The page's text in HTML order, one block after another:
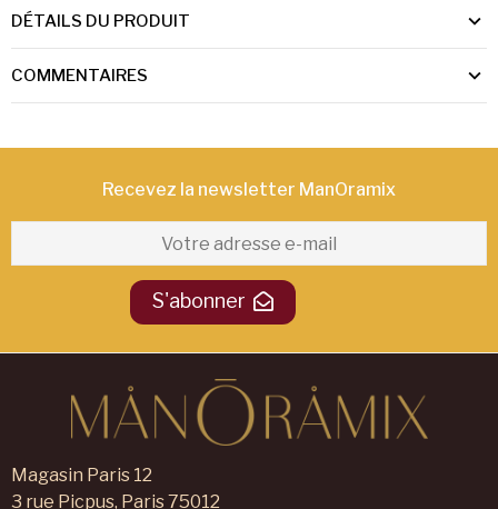
DÉTAILS DU PRODUIT
COMMENTAIRES
Recevez la newsletter ManOramix​
S'abonner
Magasin Paris 12
3 rue Picpus, Paris 75012